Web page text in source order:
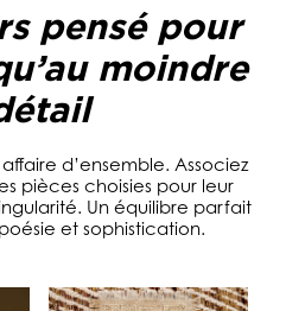
pensé pour
moindre
d’ensemble. Associez
pièces choisies pour leur
Un équilibre parfait
et sophistication.